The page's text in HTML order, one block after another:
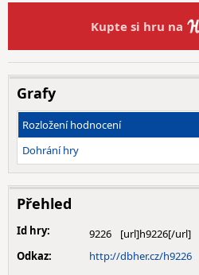
Kupte si hru na
Grafy
Rozložení hodnocení
Dohrání hry
Přehled
Id hry:
9226
Odkaz:
http://dbher.cz/h9226